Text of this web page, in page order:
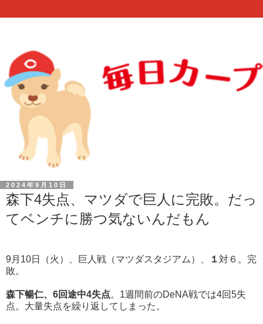
2024年9月10日
森下4失点、マツダで巨人に完敗。だっ
てベンチに勝つ気ないんだもん
9月10日（火）、巨人戦（マツダスタジアム）、 １ 対６。完
敗。
森下暢仁、6回途中4失点。1週間前のDeNA戦では4回5失
点。大量失点を繰り返してしまった。